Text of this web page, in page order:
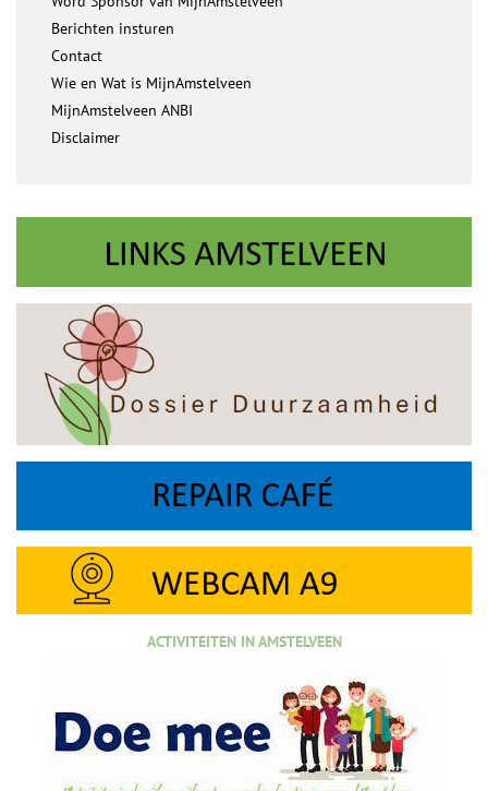
Berichten insturen
Contact
Wie en Wat is MijnAmstelveen
MijnAmstelveen ANBI
Disclaimer
ACTIVITEITEN IN AMSTELVEEN